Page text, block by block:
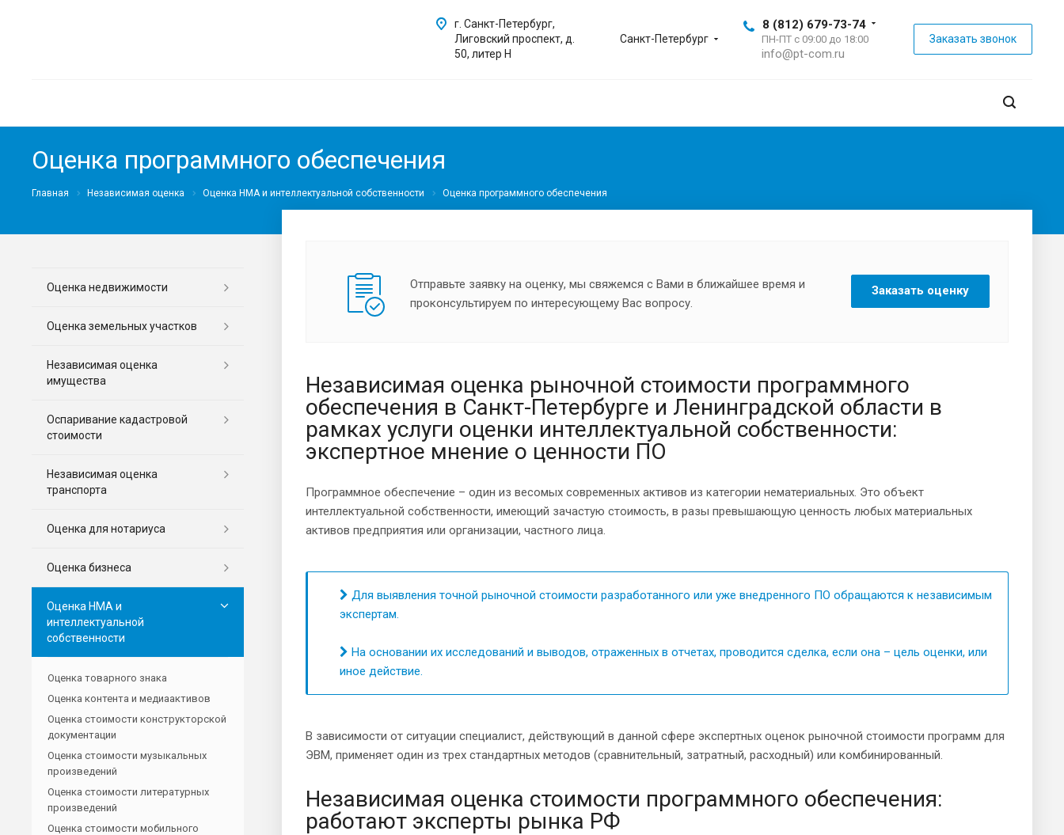
Санкт-Петербург
8 (812) 679-73-74
ПН-ПТ с 09:00 до 18:00
info@pt-com.ru
Заказать звонок
г. Санкт-Петербург,
Лиговский проспект, д.
50, литер Н
Оценка программного обеспечения
Главная Независимая оценка Оценка НМА и интеллектуальной собственности Оценка программного обеспечения
Отправьте заявку на оценку, мы свяжемся с Вами в ближайшее время и
проконсультируем по интересующему Вас вопросу.
Заказать оценку
Независимая оценка рыночной стоимости программного
обеспечения в Санкт-Петербурге и Ленинградской области в
рамках услуги оценки интеллектуальной собственности:
экспертное мнение о ценности ПО
Программное обеспечение – один из весомых современных активов из категории нематериальных. Это объект
интеллектуальной собственности, имеющий зачастую стоимость, в разы превышающую ценность любых материальных
активов предприятия или организации, частного лица.
Для выявления точной рыночной стоимости разработанного или уже внедренного ПО обращаются к независимым
экспертам.
На основании их исследований и выводов, отраженных в отчетах, проводится сделка, если она – цель оценки, или
иное действие.
В зависимости от ситуации специалист, действующий в данной сфере экспертных оценок рыночной стоимости программ для
ЭВМ, применяет один из трех стандартных методов (сравнительный, затратный, расходный) или комбинированный.
Независимая оценка стоимости программного обеспечения:
работают эксперты рынка РФ
Оценка недвижимости
Оценка земельных участков
Независимая оценка
имущества
Оспаривание кадастровой
стоимости
Независимая оценка
транспорта
Оценка для нотариуса
Оценка бизнеса
Оценка НМА и
интеллектуальной
собственности
Оценка товарного знака
Оценка контента и медиаактивов
Оценка стоимости конструкторской
документации
Оценка стоимости музыкальных
произведений
Оценка стоимости литературных
произведений
Оценка стоимости мобильного